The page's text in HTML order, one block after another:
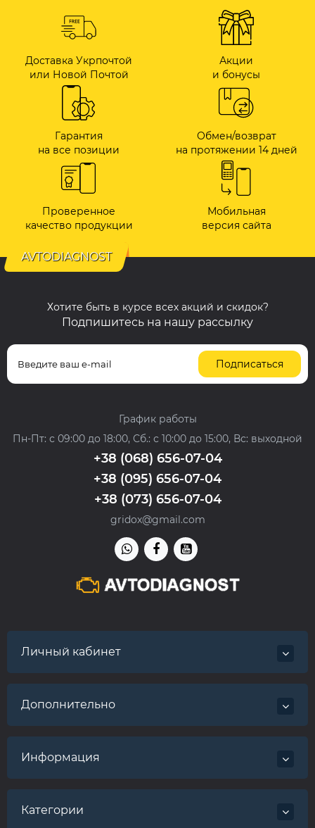
Доставка Укрпочтой
или Новой Почтой
Акции
и бонусы
Гарантия
на все позиции
Обмен/возврат
на протяжении 14 дней
Проверенное
качество продукции
Мобильная
версия сайта
AVTODIAGNOST
Хотите быть в курсе всех акций и скидок?
Подпишитесь на нашу рассылку
Подписаться
График работы
Пн-Пт: с 09:00 до 18:00, Сб.: с 10:00 до 15:00, Вс: выходной
+38 (068) 656-07-04
+38 (095) 656-07-04
+38 (073) 656-07-04
gridox@gmail.com
Личный кабинет
Дополнительно
Информация
Категории